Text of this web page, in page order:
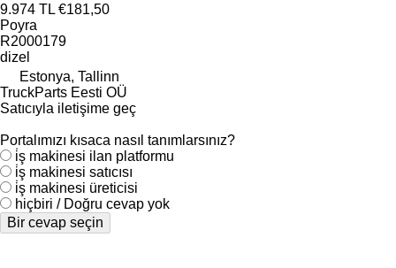
9.974 TL €181,50
Poyra
R2000179
dizel
Estonya, Tallinn
TruckParts Eesti OÜ
Satıcıyla iletişime geç
Portalımızı kısaca nasıl tanımlarsınız?
i̇ş makinesi ilan platformu
i̇ş makinesi satıcısı
i̇ş makinesi üreticisi
hiçbiri / Doğru cevap yok
Bir cevap seçin